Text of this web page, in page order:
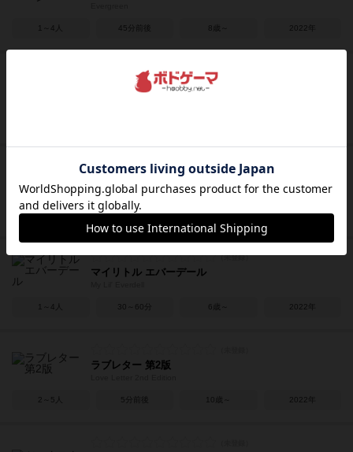
1～4人 45分前後 8歳～ 2022年
スリルボム
After Us
1～6人 40～60分 12歳～ 2023年
マイリトル エバーデール
1～4人 30～60分 6歳～ 2022年
ラブレター 第2版
2～5人 5分前後 10歳～ 2022年